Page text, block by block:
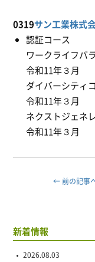
0319サン工業株式
認証コース
ワークライフ
令和11年３月
ダイバーシテ
令和11年３月
ネクストジェ
令和11年３月
← 前の記事
新着情報
2026.08.03